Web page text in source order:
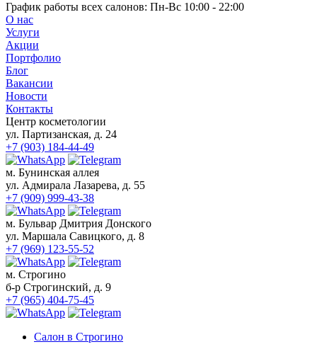
График работы всех салонов: Пн-Вс 10:00 - 22:00
О нас
Услуги
Акции
Портфолио
Блог
Вакансии
Новости
Контакты
Центр косметологии
ул. Партизанская, д. 24
+7 (903) 184-44-49
м. Бунинская аллея
ул. Адмирала Лазарева, д. 55
+7 (909) 999-43-38
м. Бульвар Дмитрия Донского
ул. Маршала Савицкого, д. 8
+7 (969) 123-55-52
м. Строгино
б-р Строгинский, д. 9
+7 (965) 404-75-45
Салон в Строгино